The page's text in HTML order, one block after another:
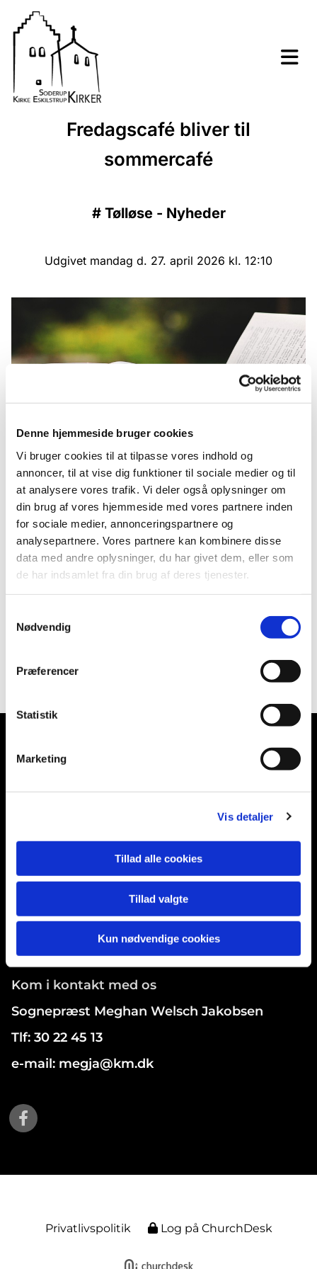
Denne hjemmeside bruger cookies
Vi bruger cookies til at tilpasse vores indhold og
annoncer, til at vise dig funktioner til sociale medier og til
at analysere vores trafik. Vi deler også oplysninger om
din brug af vores hjemmeside med vores partnere inden
for sociale medier, annonceringspartnere og
analysepartnere. Vores partnere kan kombinere disse
data med andre oplysninger, du har givet dem, eller som
de har indsamlet fra din brug af deres tjenester.
Nødvendig
Præferencer
Statistik
Marketing
Vis detaljer
Tillad alle cookies
Tillad valgte
Kun nødvendige cookies
Fredagscafé bliver til
sommercafé
# Tølløse - Nyheder
Udgivet mandag d. 27. april 2026 kl. 12:10
Fredagscafé bliver til sommercafé
I juni, juli og august måned holder vi ikke
fredagscafé men i stedet sommercafé.
Konceptet er næsten det samme - kaffe, kage,
andre hyggelige mennesker så kom og vær med,
men husk tilmelding til Dorte Iversen på tlf. 23 24
Soderup Kirke
Tølløse, 4340
Kr. Eskilstrup kirke
Borgergade 42
4360 Kirke Eskilstrup
Kom i kontakt med os
Sognepræst Meghan Welsch Jakobsen
Tlf: 30 22 45 13
e-mail: megja@km.dk
Privatlivspolitik Log på ChurchDesk